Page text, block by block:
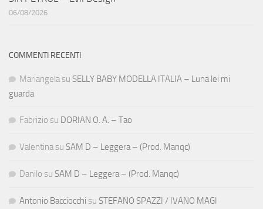
06/08/2026
COMMENTI RECENTI
Mariangela su SELLY BABY MODELLA ITALIA – Luna lei mi
guarda
Fabrizio su DORIAN O. A. – Tao
Valentina su SAM D – Leggera – (Prod. Manqc)
Danilo su SAM D – Leggera – (Prod. Manqc)
Antonio Bacciocchi su STEFANO SPAZZI / IVANO MAGI